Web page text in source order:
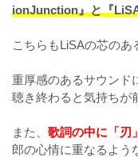
ionJunction』と『
こちらもLiSAの芯のあ
重厚感のあるサウンド
聴き終わると気持ちが
また、 歌詞の中に「刃
郎の心情に重なるよう